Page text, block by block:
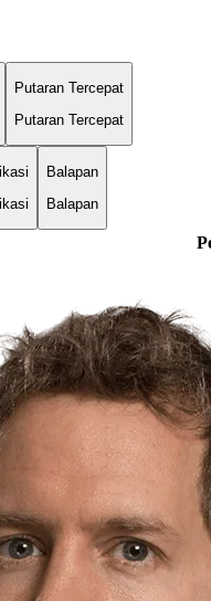
Putaran Tercepat
Putaran Tercepat
Balapan
Balapan